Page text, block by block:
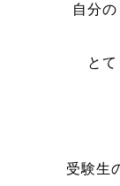
自分
と
受験生